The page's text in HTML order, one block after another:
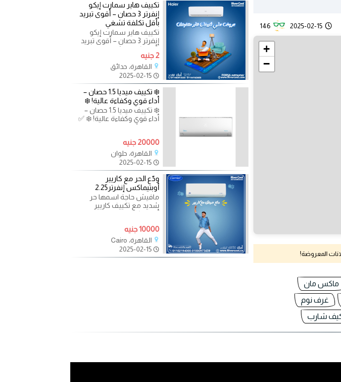
2025-02-15
146
+
−
المعروضة!
ماكس مان
غرف نوم
شارب
تكييف هاير سمارت إيكو
إنفرتر 3 حصان – أقوى تبريد
بأقل تكلفة تشغي
تكييف هاير سمارت إيكو
إنفرتر 3 حصان – أقوى تبريد
بأقل تكلفة تشغيل استمتع
بهواء نقي وخالٍ من
2 جنيه
القاهرة، حدائق
2025-02-15
❄️ تكييف ميديا 1.5 حصان –
أداء قوي وكفاءة عالية! ❄️
❄️ تكييف ميديا 1.5 حصان –
أداء قوي وكفاءة عالية! ❄️ ✅
تبريد فائق السرعة لتستمتع
20000 جنيه
القاهرة، حلوان
2025-02-15
ودّع الحر مع كاريير
أوبتيماكس إنفرتر2.25
مافيش حاجة اسمها حر
شديد مع تكييف كاريير
أوبتيماكس إنفرتر. تبريد سريع
10000 جنيه
القاهرة، Cairo
2025-02-15